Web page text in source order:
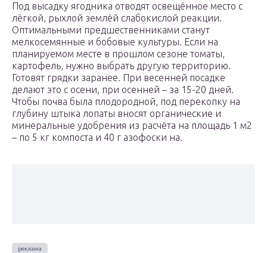
Под высадку ягодника отводят освещённое место с
лёгкой, рыхлой землёй слабокислой реакции.
Оптимальными предшественниками станут
мелкосемянные и бобовые культуры. Если на
планируемом месте в прошлом сезоне томаты,
картофель, нужно выбрать другую территорию.
Готовят грядки заранее. При весенней посадке
делают это с осени, при осенней – за 15-20 дней.
Чтобы почва была плодородной, под перекопку на
глубину штыка лопаты вносят органические и
минеральные удобрения из расчёта на площадь 1 м2
– по 5 кг компоста и 40 г азофоски на.